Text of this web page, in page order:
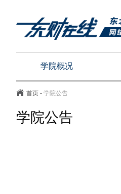
学院概况
首页 - 学院公告
学院公告